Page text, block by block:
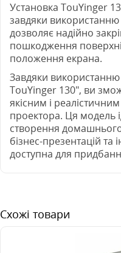
Установка TouYinger
завдяки
дозволяє надійно
пошкодження
положення екрана.
Завдяки використанню
TouYinger 130", ви
якісним і
проектора. Ця модель
створення
бізнес-презентацій
доступна для
Схожі товари